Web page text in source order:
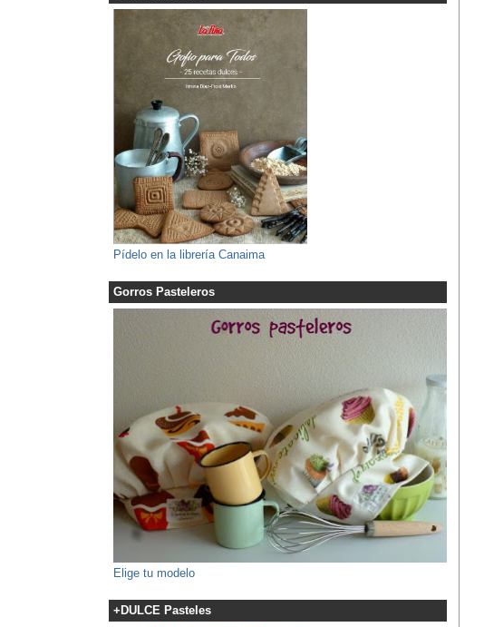
Pídelo en la librería Canaima
Gorros Pasteleros
Elige tu modelo
+DULCE Pasteles